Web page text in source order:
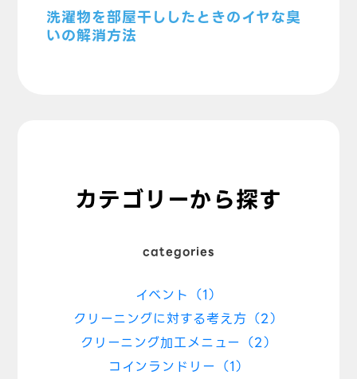
洗濯物を部屋干ししたときのイヤな臭
いの解消方法
カテゴリーから探す
categories
イベント（1）
クリーニングに対する考え方（2）
クリーニング加工メニュー（2）
コインランドリー（1）